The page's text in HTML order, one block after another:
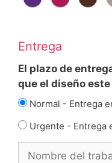
Entrega
El plazo de
que el diseño
Normal - Entrega
Urgente - Entrega